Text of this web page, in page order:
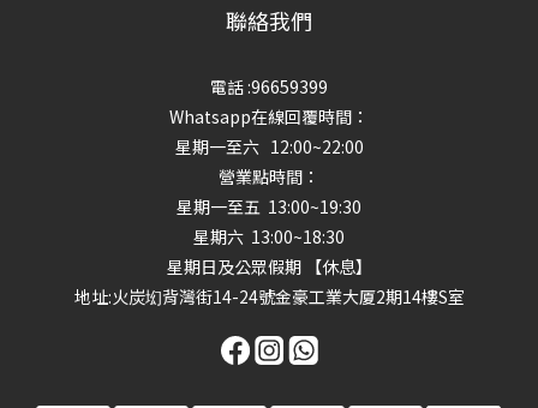
聯絡我們
電話 :96659399
Whatsapp在線回覆時間：
星期一至六 12:00~22:00
營業點時間：
星期一至五 13:00~19:30
星期六 13:00~18:30
星期日及公眾假期 【休息】
地址:火炭㘭背灣街14-24號金豪工業大厦2期14樓S室